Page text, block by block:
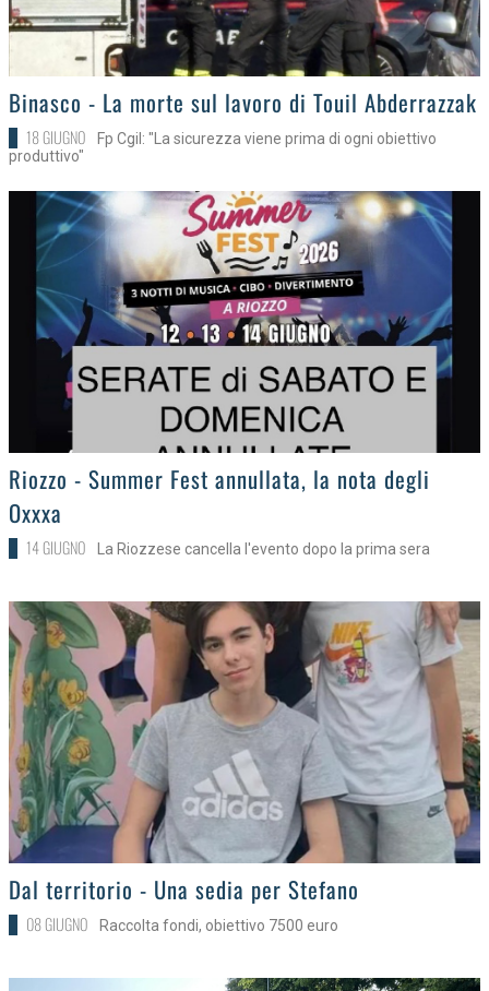
>
Binasco - La morte sul lavoro di Touil Abderrazzak
18 GIUGNO
Fp Cgil: "La sicurezza viene prima di ogni obiettivo
produttivo"
>
Riozzo - Summer Fest annullata, la nota degli
Oxxxa
14 GIUGNO La Riozzese cancella l'evento dopo la prima sera
>
Dal territorio - Una sedia per Stefano
08 GIUGNO Raccolta fondi, obiettivo 7500 euro